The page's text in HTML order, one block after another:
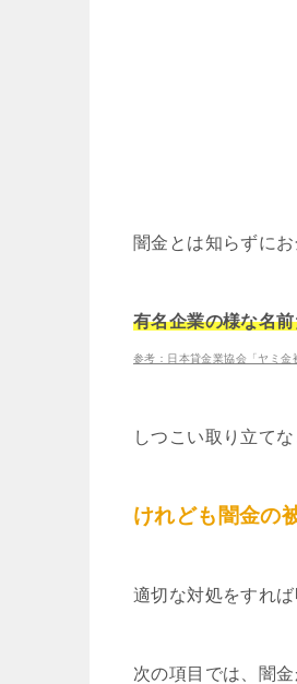
闇金とは知らずに
有名企業の様な名
参考：日本貸金業協会「ヤミ金
しつこい取り立て
けれども闇金の
適切な対処をすれ
次の項目では、闇